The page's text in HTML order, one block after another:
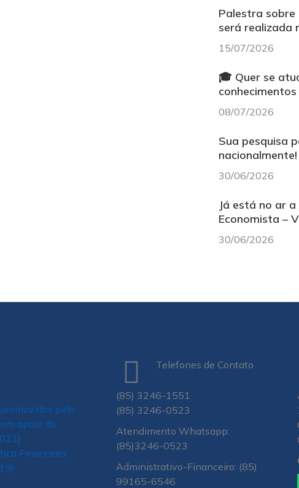
Palestra sobre
será realizada
15/07/2026
🎓 Quer se
08/07/2026
Sua pesquisa
nacionalmente!
30/06/2026
Já está no ar
Economista –
30/06/2026
pelo
apoio do
Financeira
Telefones de Contato
(85) 3246-1551
(85) 3246-0523
Atendimento Whatsapp:
(85)3246-0523
Administrativo-Financeiro: (85)
99165-6546